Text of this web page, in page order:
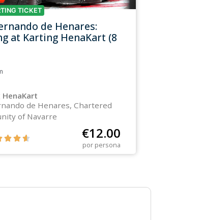
TICKET
de Henares:
at Karting HenaKart (8
de Henares, Chartered
of Navarre
   €12.00
por persona